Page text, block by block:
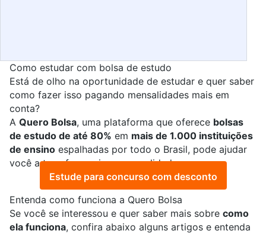
Como estudar com bolsa de estudo
Está de olho na oportunidade de estudar e quer saber
como fazer isso pagando mensalidades mais em
conta?
A Quero Bolsa, uma plataforma que oferece bolsas
de estudo de até 80% em mais de 1.000 instituições
de ensino espalhadas por todo o Brasil, pode ajudar
você a transformar isso em realidade.
Estude para concurso com desconto
Entenda como funciona a Quero Bolsa
Se você se interessou e quer saber mais sobre como
ela funciona, confira abaixo alguns artigos e entenda